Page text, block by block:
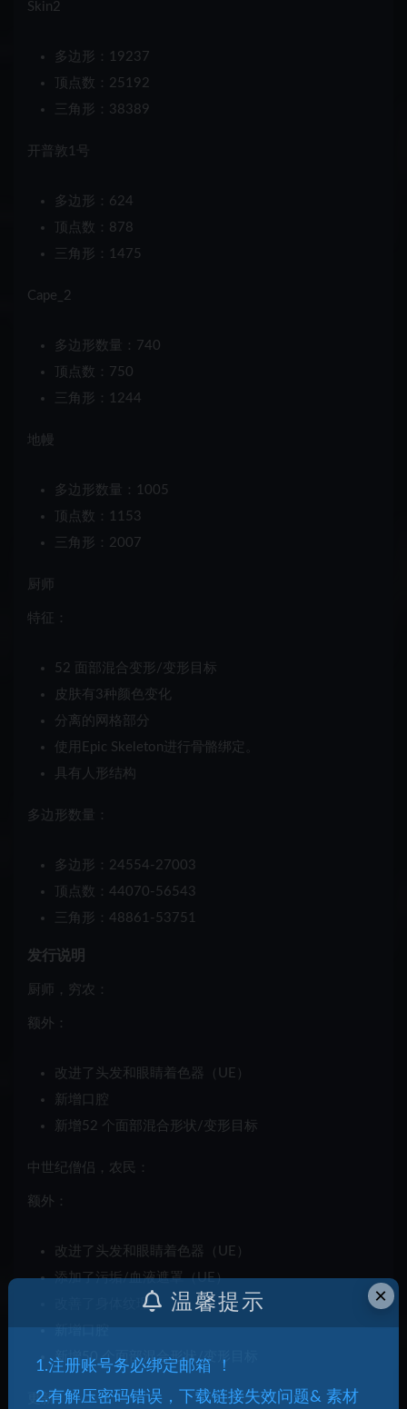
Skin2
多边形：19237
顶点数：25192
三角形：38389
开普敦1号
多边形：624
顶点数：878
三角形：1475
Cape_2
多边形数量：740
顶点数：750
三角形：1244
地幔
多边形数量：1005
顶点数：1153
三角形：2007
厨师
特征：
52 面部混合变形/变形目标
皮肤有 3种颜色变化
分离的网格部分
使用 Epic Skeleton 进行骨骼绑定。
具有 人形结构
多边形数量：
多边形：24554-27003
顶点数：44070-56543
三角形：48861-53751
发行说明
厨师，穷农：
额外：
改进了头发和眼睛着色器（UE）
新增口腔
新增 52 个面部混合形状/变形目标
中世纪僧侣，农民：
额外：
改进了头发和眼睛着色器（UE）
添加了污垢/血液遮罩（UE）
改善了身体纹理
新增口腔
新增 50 个面部混合形状/变形目标
更新：
×
温馨提示
1.注册账号务必绑定邮箱 ！
2.有解压密码错误，下载链接失效问题& 素材